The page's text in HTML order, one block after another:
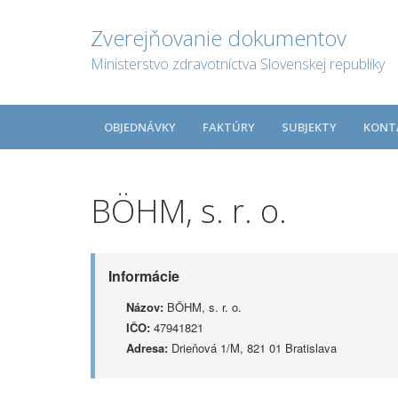
Zverejňovanie dokumentov
Ministerstvo zdravotníctva Slovenskej republiky
OBJEDNÁVKY FAKTÚRY SUBJEKTY
BÖHM, s. r. o.
Informácie
Názov: BÖHM, s. r. o.
IČO: 47941821
Adresa: Drieňová 1/M, 821 01 Bratislava